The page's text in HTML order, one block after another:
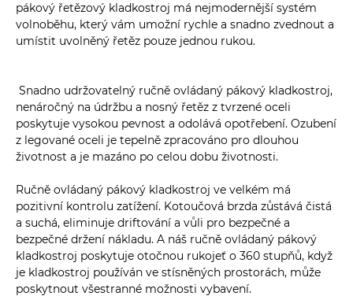
pákový řetězový kladkostroj má nejmodernější systém
volnoběhu, který vám umožní rychle a snadno zvednout a
umístit uvolněný řetěz pouze jednou rukou.
Snadno udržovatelný ručně ovládaný pákový kladkostroj,
nenáročný na údržbu a nosný řetěz z tvrzené oceli
poskytuje vysokou pevnost a odolává opotřebení. Ozubení
z legované oceli je tepelně zpracováno pro dlouhou
životnost a je mazáno po celou dobu životnosti.
Ručně ovládaný pákový kladkostroj ve velkém má
pozitivní kontrolu zatížení. Kotoučová brzda zůstává čistá
a suchá, eliminuje driftování a vůli pro bezpečné a
bezpečné držení nákladu. A náš ručně ovládaný pákový
kladkostroj poskytuje otočnou rukojeť o 360 stupňů, když
je kladkostroj používán ve stísněných prostorách, může
poskytnout všestranné možnosti vybavení.